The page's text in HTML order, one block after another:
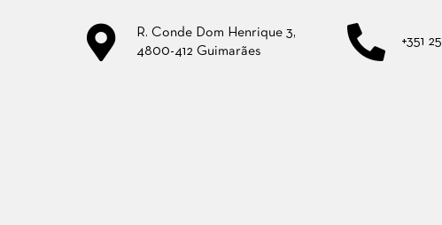
R. Conde Dom Henrique 3,
4800-412 Guimarães
+351